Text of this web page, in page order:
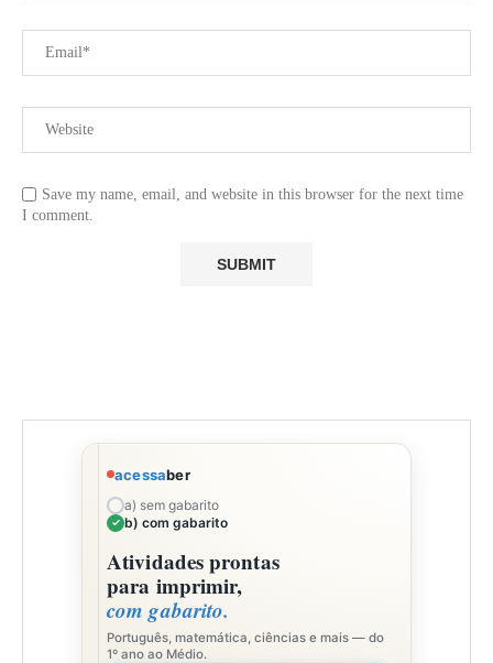
Save my name, email, and website in this browser for the next time
I comment.
acessaber
a) sem gabarito
b) com gabarito
Atividades prontas
para imprimir,
com gabarito.
Português, matemática, ciências e mais — do
1º ano ao Médio.